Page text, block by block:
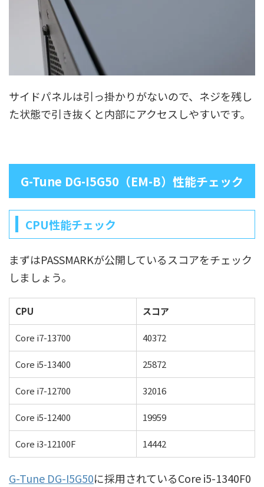
サイドパネルは引っ掛かりがないので、ネジを残し
た状態で引き抜くと内部にアクセスしやすいです。
G-Tune DG-I5G50（EM-B）性能チェック
CPU性能チェック
まずはPASSMARKが公開しているスコアをチェック
しましょう。
CPU スコア
Core i7-13700 40372
Core i5-13400 25872
Core i7-12700 32016
Core i5-12400 19959
Core i3-12100F 14442
G-Tune DG-I5G50に採用されているCore i5-1340F0